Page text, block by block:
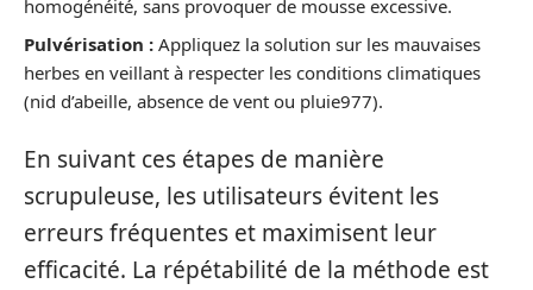
homogénéité, sans provoquer de mousse excessive.
Pulvérisation : Appliquez la solution sur les mauvaises
herbes en veillant à respecter les conditions climatiques
(nid d’abeille, absence de vent ou pluie977).
En suivant ces étapes de manière
scrupuleuse, les utilisateurs évitent les
erreurs fréquentes et maximisent leur
efficacité. La répétabilité de la méthode est